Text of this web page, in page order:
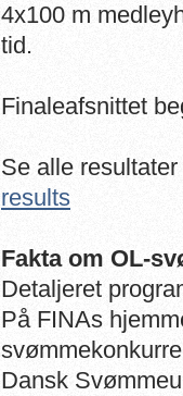
4x100 m
tid.
Finaleafsnittet
Se alle
results
Fakta om OL-
Detaljeret
På FINAs
Dansk